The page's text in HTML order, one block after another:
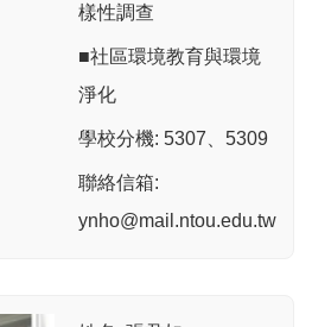
樣性調查
■社區環境教育與環境
淨化
學校分機: 5307、5309
聯絡信箱:
ynho@mail.ntou.edu.tw